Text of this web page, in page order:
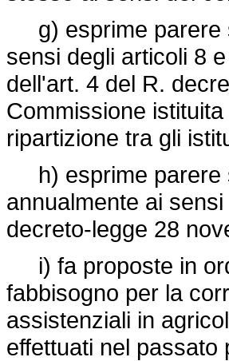
g) esprime parere
sensi degli articoli 8
dell'art. 4 del R.
Commissione
ripartizione tra gli
h) esprime parere
annualmente ai
decreto-legge 28
i) fa proposte in
fabbisogno per la
assistenziali in
effettuati nel